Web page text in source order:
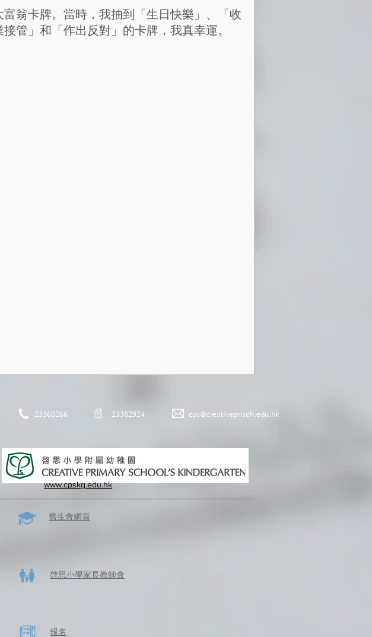
翁卡牌。當時，我抽到「生日快樂」、「收
管」和「作出反對」的卡牌，我真幸運。
23360266 23382924 cps@creativeprisch.edu.hk
www.cpskg.edu.hk
​舊生會網頁
​啓思小學家長教師會
​報名